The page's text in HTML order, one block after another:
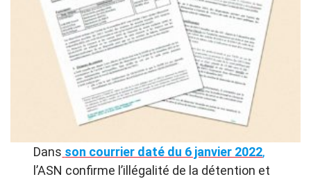
Dans son courrier daté du 6 janvier 2022,
l’ASN confirme l’illégalité de la détention et